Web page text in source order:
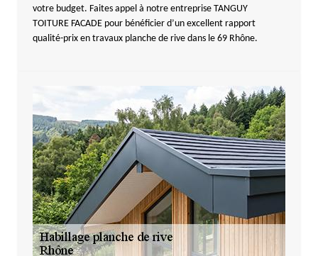
votre budget. Faites appel à notre entreprise TANGUY
TOITURE FACADE pour bénéficier d’un excellent rapport
qualité-prix en travaux planche de rive dans le 69 Rhône.